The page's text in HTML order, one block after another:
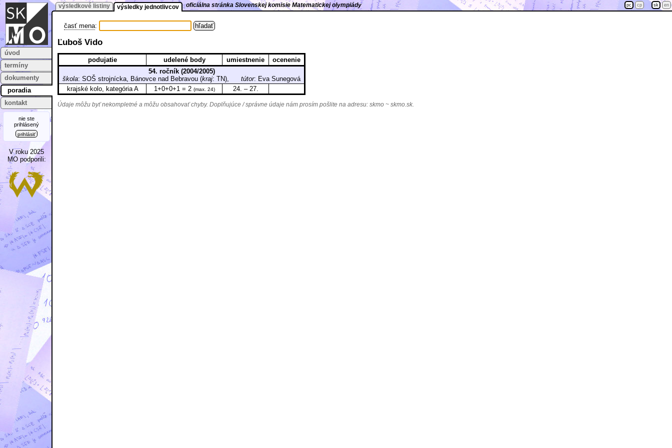
úvod
termíny
dokumenty
poradia
kontakt
nie ste
prihlásený
prihlásiť
V roku 2025
MO podporili:
výsledkové listiny výsledky jednotlivcov oficiálna stránka Slovenskej komisie Matematickej olympiády pc cp sk en
časť mena:
Ľuboš Vido
podujatie udelené body umiestnenie
ocenenie
54. ročník (2004/2005)
škola: SOŠ strojnícka, Bánovce nad Bebravou (kraj: TN), tútor: Eva Sunegová
krajské kolo, kategória A
1+0+0+1 = 2 (max. 24) 24. – 27.
Údaje môžu byť nekompletné a môžu obsahovať chyby. Doplňujúce / správne údaje nám prosím pošlite na adresu: skmo ~ skmo.sk